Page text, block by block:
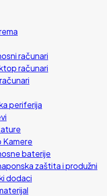
računari
računari
periferija
Kamere
baterije
zaštita i produžni
dodaci